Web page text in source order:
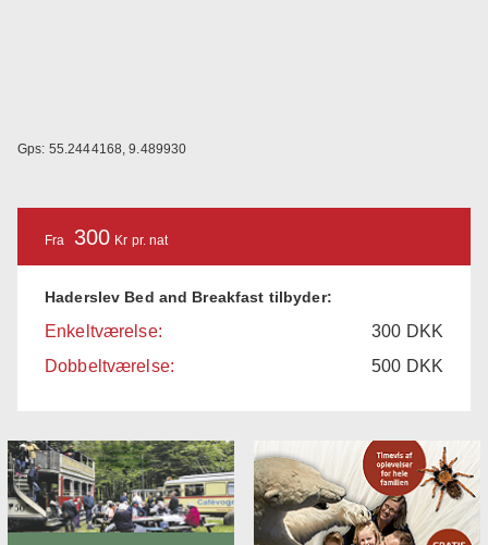
Gps: 55.2444168, 9.489930
Fra 300 Kr pr. nat
Haderslev Bed and Breakfast tilbyder:
Enkeltværelse: 300 DKK
Dobbeltværelse:
500 DKK